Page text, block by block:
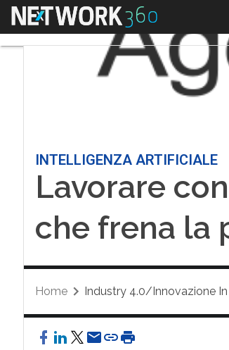
Menu
INTELLIGENZA ARTIFICIALE
Lavorare
che frena la
Home Industry 4.0/Innovazione